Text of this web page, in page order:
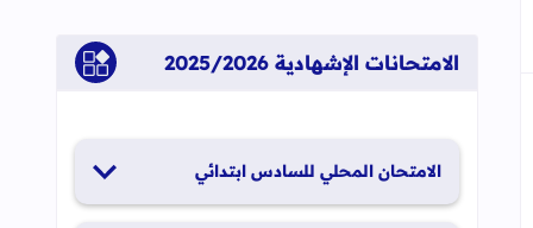
الامتحانات الإشهادية 2025/2026
الامتحان المحلي للسادس ابتدائي